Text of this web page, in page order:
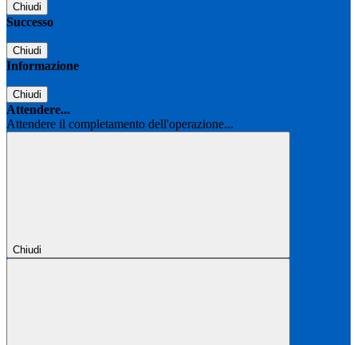
Chiudi
Successo
Chiudi
Informazione
Chiudi
Attendere...
Attendere il completamento dell'operazione...
Chiudi